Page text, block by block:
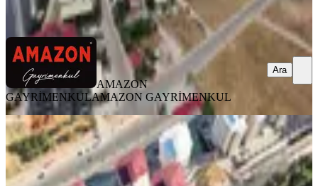
AMAZON
GAYRİMENKULAMAZON GAYRİMENKUL
Ara
%6
Yeni Rota Emlaktan Kuzey Çevre
Yolu Üzeri Yatırımlık Bağ
Onikişubat, Rasim Özdenören Mahallesi